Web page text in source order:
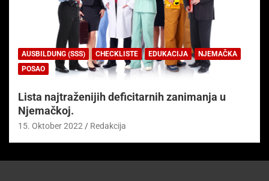
AUSBILDUNG (SSS) CHECKLISTE EDUKACIJA
NJEMAČKA
POSAO
Lista najtraženijih deficitarnih zanimanja u
Njemačkoj.
15. Oktober 2022 Redakcija